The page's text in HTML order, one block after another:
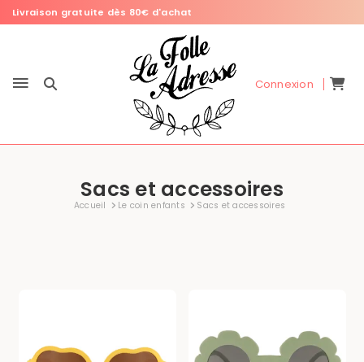
Livraison gratuite dès 80€ d'achat
Connexion
Sacs et accessoires
Accueil Le coin enfants Sacs et accessoires